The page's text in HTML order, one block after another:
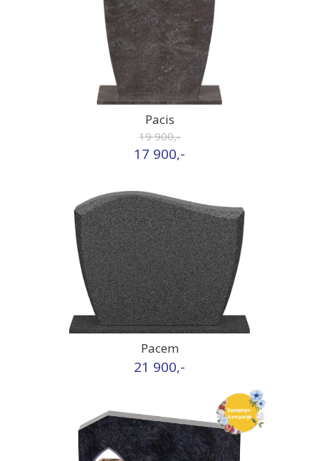
Pacis
19 900,-
17 900,-
Pacem
21 900,-